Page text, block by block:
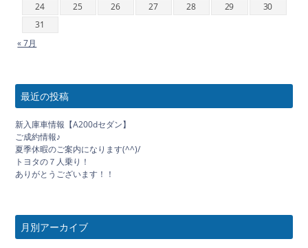
24
25 26 27 28 29
30
31
« 7月
最近の投稿
新入庫車情報【A200dセダン】
ご成約情報♪
夏季休暇のご案内になります(^^)/
トヨタの７人乗り！
ありがとうございます！！
月別アーカイブ